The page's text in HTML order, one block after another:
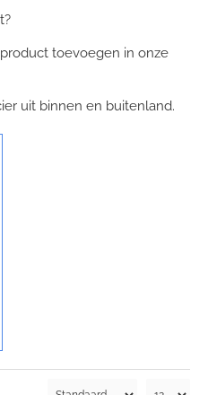
toevoegen in onze
uit binnen en buitenland.